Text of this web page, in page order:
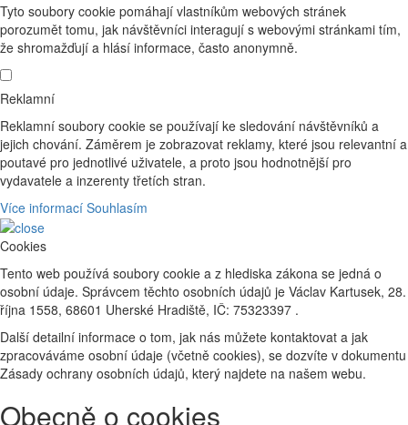
Tyto soubory cookie pomáhají vlastníkům webových stránek
porozumět tomu, jak návštěvníci interagují s webovými stránkami tím,
že shromažďují a hlásí informace, často anonymně.
Reklamní
Reklamní soubory cookie se používají ke sledování návštěvníků a
jejich chování. Záměrem je zobrazovat reklamy, které jsou relevantní a
poutavé pro jednotlivé uživatele, a proto jsou hodnotnější pro
vydavatele a inzerenty třetích stran.
Více informací Souhlasím
Cookies
Tento web používá soubory cookie a z hlediska zákona se jedná o
osobní údaje. Správcem těchto osobních údajů je Václav Kartusek, 28.
října 1558, 68601 Uherské Hradiště, IČ: 75323397 .
Další detailní informace o tom, jak nás můžete kontaktovat a jak
zpracováváme osobní údaje (včetně cookies), se dozvíte v dokumentu
Zásady ochrany osobních údajů, který najdete na našem webu.
Obecně o cookies